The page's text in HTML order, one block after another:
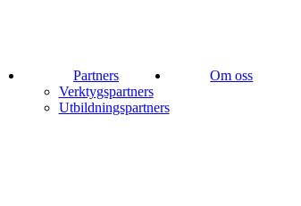
Partners
Verktygspartners
Utbildningspartners
Om oss